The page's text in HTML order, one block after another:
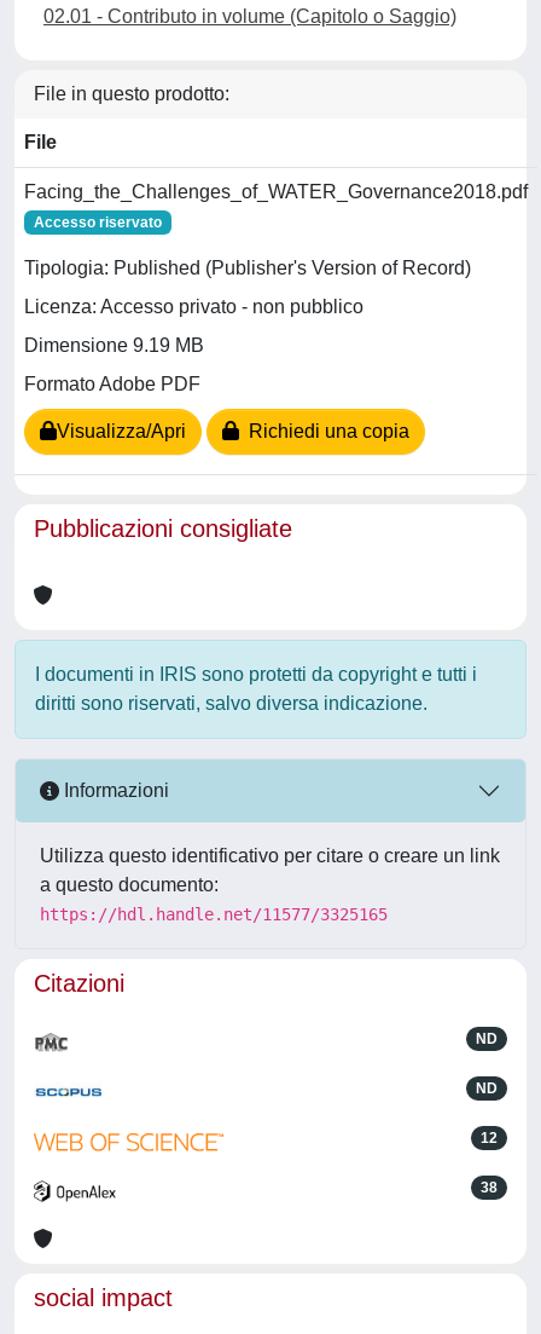
02.01 - Contributo in volume (Capitolo o Saggio)
File in questo prodotto:
File
Facing_the_Challenges_of_WATER_Governance2018.pdf
Accesso riservato
Tipologia: Published (Publisher's Version of Record)
Licenza: Accesso privato - non pubblico
Dimensione 9.19 MB
Formato Adobe PDF
Visualizza/Apri Richiedi una copia
Pubblicazioni consigliate
I documenti in IRIS sono protetti da copyright e tutti i
diritti sono riservati, salvo diversa indicazione.
Informazioni
Utilizza questo identificativo per citare o creare un link
a questo documento:
https://hdl.handle.net/11577/3325165
Citazioni
ND
ND
12
38
social impact